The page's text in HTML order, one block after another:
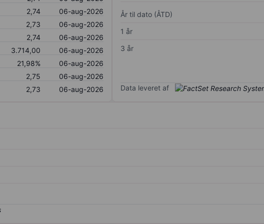
2,74
06-aug-2026
2,73
06-aug-2026
2,74
06-aug-2026
3.714,00
06-aug-2026
21,98%
06-aug-2026
2,75
06-aug-2026
2,73
06-aug-2026
År til dato (ÅTD)
1 år
3 år
Data leveret af